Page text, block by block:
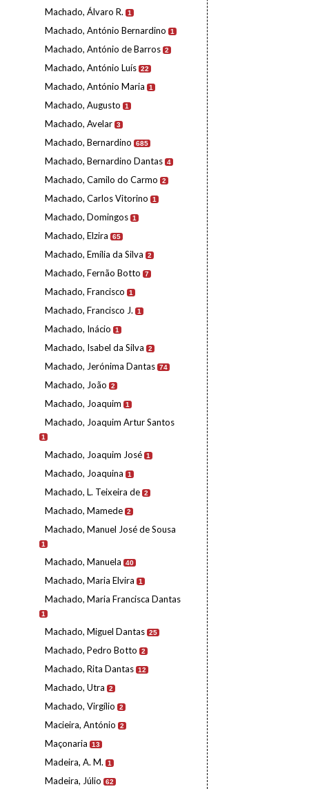
Machado, Álvaro R. 1
Machado, António Bernardino 1
Machado, António de Barros 2
Machado, António Luís 22
Machado, António Maria 1
Machado, Augusto 1
Machado, Avelar 3
Machado, Bernardino 685
Machado, Bernardino Dantas 4
Machado, Camilo do Carmo 2
Machado, Carlos Vitorino 1
Machado, Domingos 1
Machado, Elzira 65
Machado, Emília da Silva 2
Machado, Fernão Botto 7
Machado, Francisco 1
Machado, Francisco J. 1
Machado, Inácio 1
Machado, Isabel da Silva 2
Machado, Jerónima Dantas 74
Machado, João 2
Machado, Joaquim 1
Machado, Joaquim Artur Santos
1
Machado, Joaquim José 1
Machado, Joaquina 1
Machado, L. Teixeira de 2
Machado, Mamede 2
Machado, Manuel José de Sousa
1
Machado, Manuela 40
Machado, Maria Elvira 1
Machado, Maria Francisca Dantas
1
Machado, Miguel Dantas 25
Machado, Pedro Botto 2
Machado, Rita Dantas 12
Machado, Utra 2
Machado, Virgílio 2
Macieira, António 2
Maçonaria 13
Madeira, A. M. 1
Madeira, Júlio 62